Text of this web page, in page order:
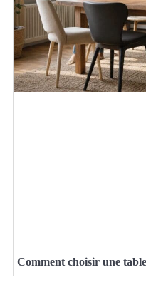
Comment choisir une